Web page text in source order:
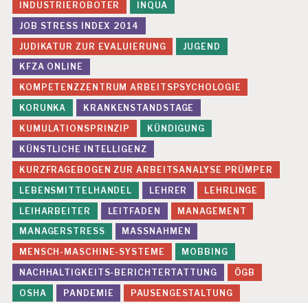
INDUSTRIEROBOTER
INQUA
JOB STRESS INDEX 2014
JUDIKATUR ZUR EVALUIERUNG
JUGEND
KFZA ONLINE
KOMPETENZZENTRUM ARBEITSPSYCHOLOGIE
KORUNKA
KRANKENSTANDSTAGE
KUMULATIONSPRINZIP
KÜNDIGUNG
KÜNSTLICHE INTELLIGENZ
KURZFRAGEBOGEN ZUR ARBEITSANALYSE PRÜMPER
LEBENSMITTELHANDEL
LEHRER
LEHRLINGE
LEIHARBEITER
LEITFADEN
MANAGEMENT
MANAGERSTRESS
MASSNAHMEN
MENSCH-MASCHINE-SYSTEME
MOBBING
NACHHALTIGKEITS-BERICHTERTATTUNG
ÖGB
OSHA
PANDEMIE
PAUSENGESTALTUNG